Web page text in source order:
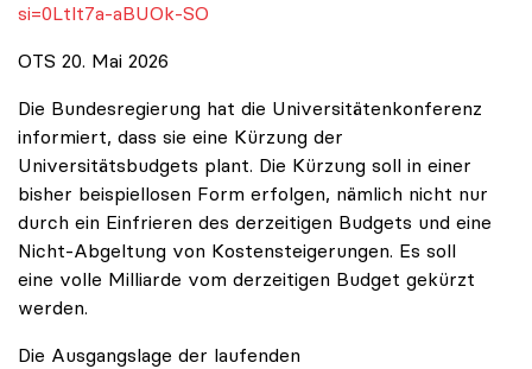
si=0Ltlt7a-aBUOk-SO
OTS 20. Mai 2026
Die Bundesregierung hat die Universitätenkonferenz
informiert, dass sie eine Kürzung der
Universitätsbudgets plant. Die Kürzung soll in einer
bisher beispiellosen Form erfolgen, nämlich nicht nur
durch ein Einfrieren des derzeitigen Budgets und eine
Nicht-Abgeltung von Kostensteigerungen. Es soll
eine volle Milliarde vom derzeitigen Budget gekürzt
werden.
Die Ausgangslage der laufenden